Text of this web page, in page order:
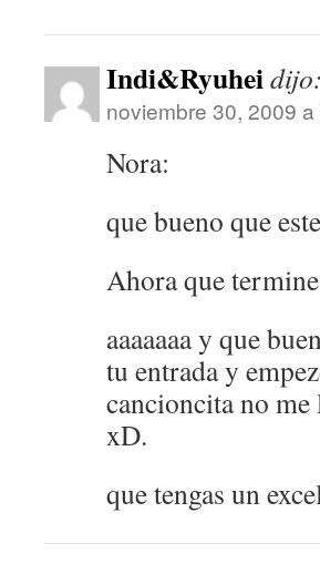
Indi&Ryuheidijo:
noviembre 30, 2009
Nora:
que bueno que
Ahora que
aaaaaaa y que
tu entrada y
cancioncita no me
xD.
que tengas un